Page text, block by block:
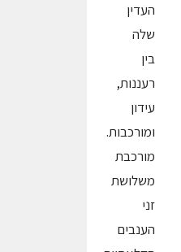
העדין
שלה
בין
רעננות,
עידון
ומורכבות.
מורכבת
משלושת
זני
הענבים